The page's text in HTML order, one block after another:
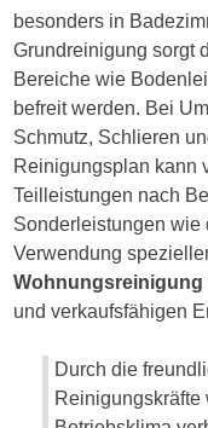
besonders in
Grundreinigung sorgt
Bereiche wie
befreit werden. Bei
Schmutz, Schlieren
Reinigungsplan kann
Teilleistungen nach
Sonderleistungen wie
Verwendung
Wohnungsreinigung
und verkaufsfähigen
Durch die
Reinigungskräfte